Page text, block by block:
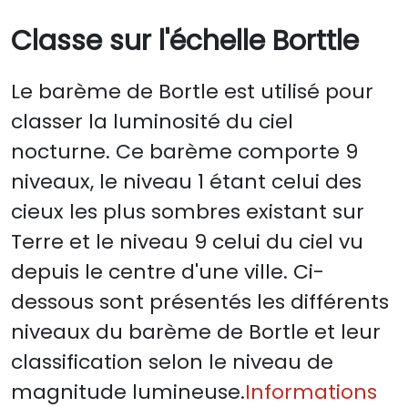
Classe sur l'échelle Borttle
Le barème de Bortle est utilisé pour
classer la luminosité du ciel
nocturne. Ce barème comporte 9
niveaux, le niveau 1 étant celui des
cieux les plus sombres existant sur
Terre et le niveau 9 celui du ciel vu
depuis le centre d'une ville. Ci-
dessous sont présentés les différents
niveaux du barème de Bortle et leur
classification selon le niveau de
magnitude lumineuse.Informations